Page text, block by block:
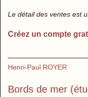
Le détail des ventes est
Créez un compte
Henri-Paul ROYER
Bords de mer